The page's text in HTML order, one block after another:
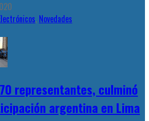
, Novedades
representantes, culminó
argentina en Lima